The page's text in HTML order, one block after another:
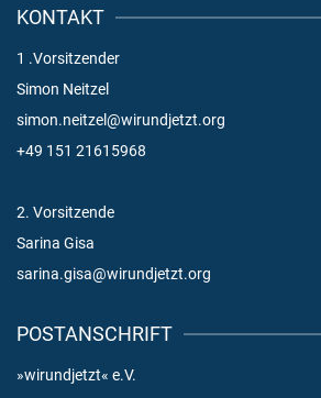
KONTAKT
1 .Vorsitzender
Simon Neitzel
simon.neitzel@wirundjetzt.org
+49 151 21615968
2. Vorsitzende
Sarina Gisa
sarina.gisa@wirundjetzt.org
POSTANSCHRIFT
»wirundjetzt« e.V.